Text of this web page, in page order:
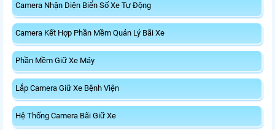
Camera Nhận Diện Biển Số Xe Tự Động
Camera Kết Hợp Phần Mềm Quản Lý Bãi Xe
Phần Mềm Giữ Xe Máy
Lắp Camera Giữ Xe Bệnh Viện
Hệ Thống Camera Bãi Giữ Xe